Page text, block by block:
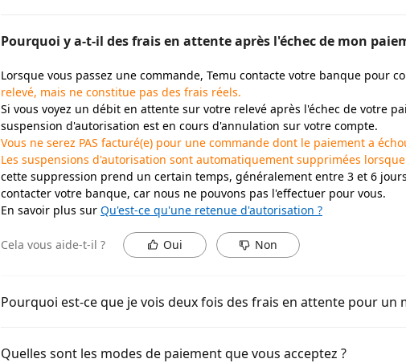
Pourquoi y a-t-il des frais en attente après l'échec de mon
Lorsque vous passez une commande, Temu contacte votre banque pour
relevé, mais ne constitue pas des frais réels.
Si vous voyez un débit en attente sur votre relevé après l'échec de votre
suspension d'autorisation est en cours d'annulation sur votre compte.
Vous ne serez PAS facturé(e) pour une commande dont le paiement a
Les suspensions d'autorisation sont automatiquement supprimées
cette suppression prend un certain temps, généralement entre 3 et 6
contacter votre banque, car nous ne pouvons pas l'effectuer pour vous.
En savoir plus sur Qu'est-ce qu'une retenue d'autorisation ?
Cela vous aide-t-il ? Oui Non
Pourquoi est-ce que je vois deux fois des frais en attente pour un
Quelles sont les modes de paiement que vous acceptez ?